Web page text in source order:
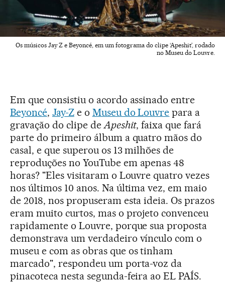
Os músicos Jay Z e Beyoncé, em um fotograma do clipe ‘Apeshit’, rodado
no Museu do Louvre.
Em que consistiu o acordo assinado entre
Beyoncé, Jay-Ze o Museu do Louvre para a
gravação do clipe deApeshit, faixa que fará
parte do primeiro álbum a quatro mãos do
casal, e que superou os 13 milhões de
reproduções no YouTube em apenas 48
horas? "Eles visitaram o Louvre quatro vezes
nos últimos 10 anos. Na última vez, em maio
de 2018, nos propuseram esta ideia. Os prazos
eram muito curtos, mas o projeto convenceu
rapidamente o Louvre, porque sua proposta
demonstrava um verdadeiro vínculo com o
museu e com as obras que os tinham
marcado", respondeu um porta-voz da
pinacoteca nesta segunda-feira ao EL PAÍS.